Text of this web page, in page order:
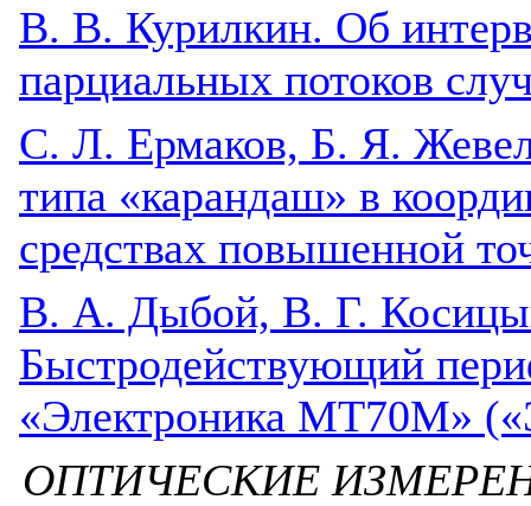
B. В. Курилкин. Об
парциальных потоков
C. Л. Ермаков, Б. Я.
типа «карандаш» в
средствах повышенной
В. А. Дыбой, В. Г.
Быстродействующий
«Электроника МТ70М»
ОПТИЧЕСКИЕ